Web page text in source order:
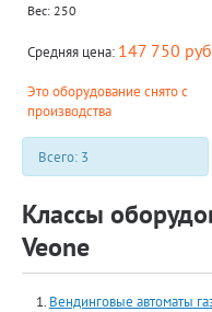
Вес: 250
Средняя цена: 147 750
Это оборудование снято с
производства
Всего: 3
Классы
Veone
Вендинговые автоматы